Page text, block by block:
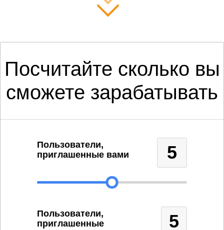
Посчитайте сколько вы
сможете зарабатывать
Пользователи,
приглашенные вами
5
Пользователи,
приглашенные
5